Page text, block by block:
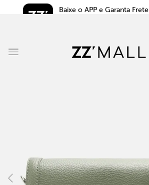
Baixe o APP e Garanta Frete